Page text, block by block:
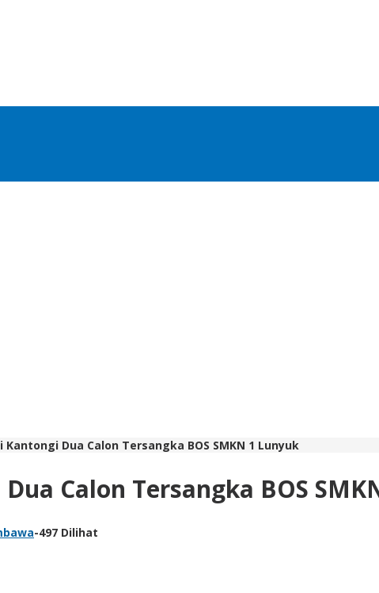
Kantongi Dua Calon Tersangka BOS SMKN 1 Lunyuk
Calon Tersangka BOS
-497 Dilihat